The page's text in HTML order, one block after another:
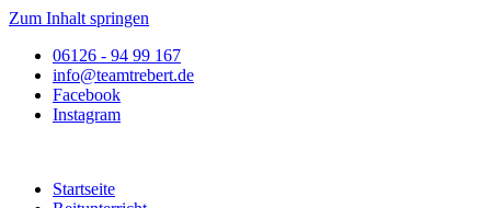
Zum Inhalt springen
06126 - 94 99 167
info@teamtrebert.de
Facebook
Instagram
Startseite